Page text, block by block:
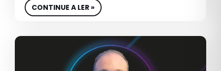
PERFORMANCE EM E-COMMERCE
RETORNO SOBRE INVESTIMENTO
ROI NO E-COMMERCE
CONTINUE A LER »